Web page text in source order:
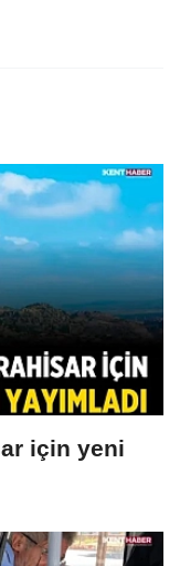
için yeni